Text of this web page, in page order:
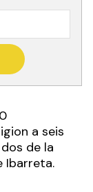
a seis
de la
Ibarreta.